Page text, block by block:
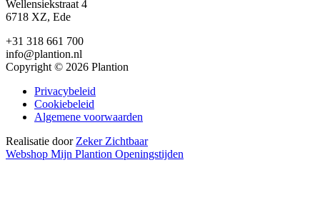
Wellensiekstraat 4
6718 XZ, Ede
+31 318 661 700
info@plantion.nl
Copyright © 2026 Plantion
Privacybeleid
Cookiebeleid
Algemene voorwaarden
Realisatie door Zeker Zichtbaar
Webshop Mijn Plantion Openingstijden